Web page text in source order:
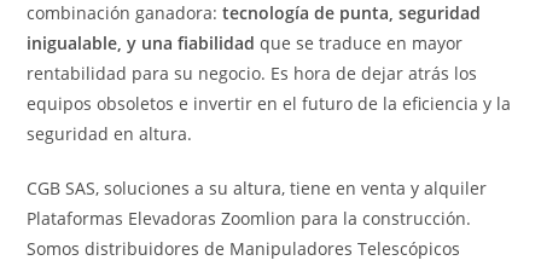
combinación ganadora:tecnología de punta, seguridad
inigualable, y una fiabilidad que se traduce en mayor
rentabilidad para su negocio. Es hora de dejar atrás los
equipos obsoletos e invertir en el futuro de la eficiencia y la
seguridad en altura.
CGB SAS, soluciones a su altura,tiene en venta y alquiler
Plataformas Elevadoras Zoomlion para la construcción.
Somos distribuidores de Manipuladores Telescópicos